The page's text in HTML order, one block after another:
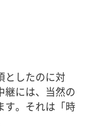
としたのに対
継には、当然の
す。それは「時